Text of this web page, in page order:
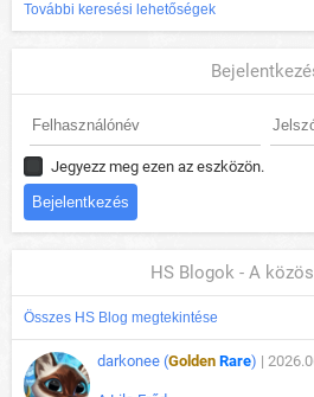
További keresési lehetőségek
Jegyezz meg ezen az eszközön.
HS Blogok - A
Összes HS Blog megtekintése
darkonee (Golden Rare) |